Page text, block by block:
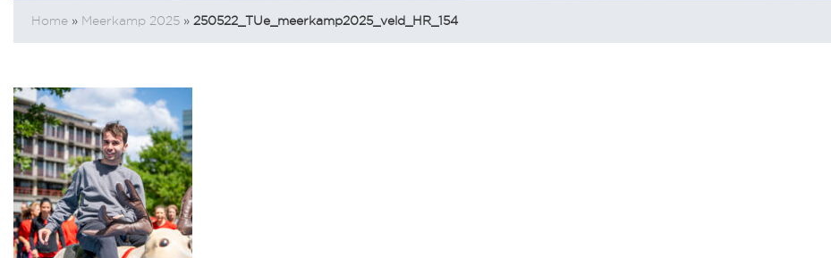
Home » Meerkamp 2025 » 250522_TUe_meerkamp2025_veld_HR_154